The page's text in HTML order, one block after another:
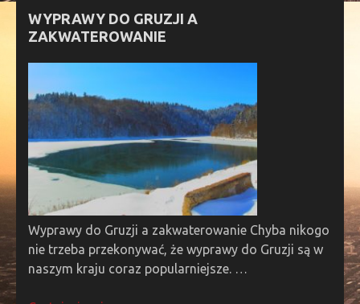
WYPRAWY DO GRUZJI A
ZAKWATEROWANIE
Wyprawy do Gruzji a zakwaterowanie Chyba nikogo
nie trzeba przekonywać, że wyprawy do Gruzji są w
naszym kraju coraz popularniejsze. …